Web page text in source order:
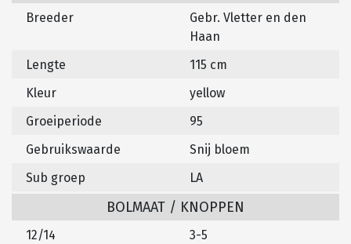
Breeder
Gebr. Vletter en den
Haan
Lengte
115 cm
Kleur
yellow
Groeiperiode
95
Gebruikswaarde
Snij bloem
Sub groep
LA
BOLMAAT / KNOPPEN
12/14
3-5